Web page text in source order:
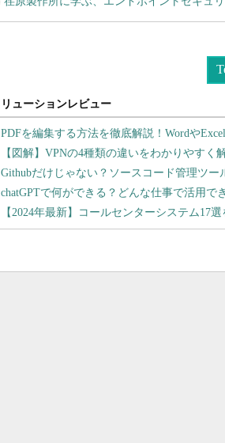
PDFを編集する方法を徹底解説！Wordや
【図解】VPNの4種類の違いをわかりやすく
Githubだけじゃない？ソースコード管理ツー
chatGPTで何ができる？どんな仕事で活用で
【2024年最新】コールセンターシステム17